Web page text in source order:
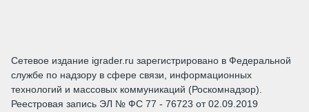
Сетевое издание igrader.ru зарегистрировано в Федеральной
службе по надзору в сфере связи, информационных
технологий и массовых коммуникаций (Роскомнадзор).
Реестровая запись ЭЛ № ФС 77 - 76723 от 02.09.2019